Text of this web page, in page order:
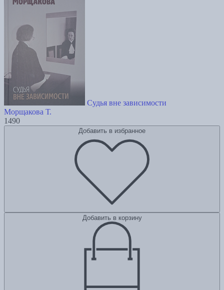
Судья вне зависимости
Морщакова Т.
1490
Добавить в избранное
Добавить в корзину